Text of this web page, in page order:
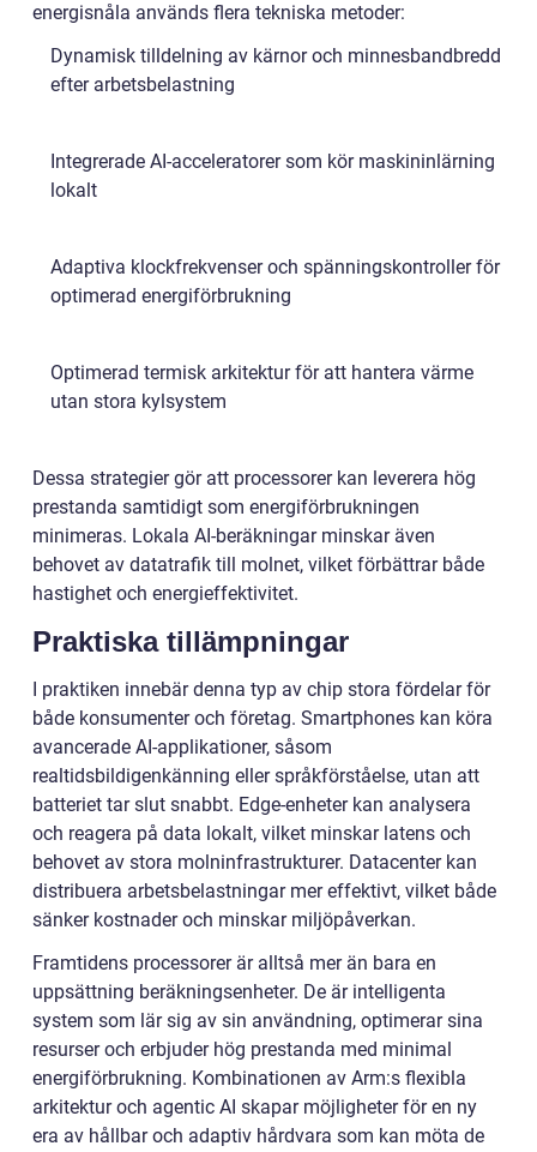
energisnåla används flera tekniska metoder:
Dynamisk tilldelning av kärnor och minnesbandbredd
efter arbetsbelastning
Integrerade AI-acceleratorer som kör maskininlärning
lokalt
Adaptiva klockfrekvenser och spänningskontroller för
optimerad energiförbrukning
Optimerad termisk arkitektur för att hantera värme
utan stora kylsystem
Dessa strategier gör att processorer kan leverera hög
prestanda samtidigt som energiförbrukningen
minimeras. Lokala AI-beräkningar minskar även
behovet av datatrafik till molnet, vilket förbättrar både
hastighet och energieffektivitet.
Praktiska tillämpningar
I praktiken innebär denna typ av chip stora fördelar för
både konsumenter och företag. Smartphones kan köra
avancerade AI-applikationer, såsom
realtidsbildigenkänning eller språkförståelse, utan att
batteriet tar slut snabbt. Edge-enheter kan analysera
och reagera på data lokalt, vilket minskar latens och
behovet av stora molninfrastrukturer. Datacenter kan
distribuera arbetsbelastningar mer effektivt, vilket både
sänker kostnader och minskar miljöpåverkan.
Framtidens processorer är alltså mer än bara en
uppsättning beräkningsenheter. De är intelligenta
system som lär sig av sin användning, optimerar sina
resurser och erbjuder hög prestanda med minimal
energiförbrukning. Kombinationen av Arm:s flexibla
arkitektur och agentic AI skapar möjligheter för en ny
era av hållbar och adaptiv hårdvara som kan möta de